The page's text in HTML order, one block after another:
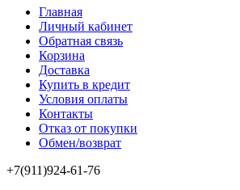
Главная
Личный кабинет
Обратная связь
Корзина
Доставка
Купить в кредит
Условия оплаты
Контакты
Отказ от покупки
Обмен/возврат
+7(911)924-61-76